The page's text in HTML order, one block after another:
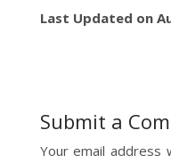
Last Updated on
Submit a
Your email address